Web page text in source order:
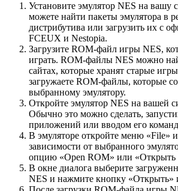
Установите эмулятор NES на
можете найти пакеты эмулятора в
дистрибутива или загрузить их с
FCEUX и Nestopia.
Загрузите ROM-файл игры NES,
играть. ROM-файлы NES можно
сайтах, которые хранят старые
загружаете ROM-файлы, которые
выбранному эмулятору.
Откройте эмулятор NES на вашей
Обычно это можно сделать,
приложений или вводом его
В эмуляторе откройте меню «File»
зависимости от выбранного
опцию «Open ROM» или «Открыть
В окне диалога выберите
NES и нажмите кнопку «Открыть»